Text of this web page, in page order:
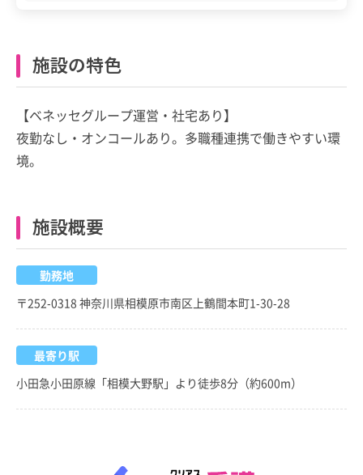
施設の特色
【ベネッセグループ運営・社宅あり】
夜勤なし・オンコールあり。多職種連携で働きやすい環
境。
施設概要
勤務地
〒252-0318 神奈川県相模原市南区上鶴間本町1-30-28
最寄り駅
小田急小田原線「相模大野駅」より徒歩8分（約600m）